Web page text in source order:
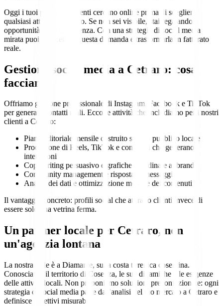
Oggi i tuoi potenziali clienti cercano online prima di scegliere
qualsiasi attività a Cetraro. Se non sei visibile, stai regalando
opportunità alla concorrenza. Con una strategia di social media
mirata puoi intercettare questa domanda e trasformarla in fatturato
reale.
Gestione social media a Cetraro: cosa
facciamo
Offriamo gestione professionale di Instagram, Facebook e TikTok
per generare contatti reali. Ecco le attività che includiamo per i nostri
clienti a Cetraro:
Piano editoriale mensile costruito sul tuo pubblico locale
Produzione di Reels, TikTok e contenuti che generano
interazioni
Copywriting persuasivo e grafiche coordinate al brand
Community management e risposta ai messaggi
Analisi dei dati e ottimizzazione mensile dei contenuti
Il vantaggio concreto: profili social che attirano clienti invece di
essere solo una vetrina ferma.
Un partner locale per Cetraro, non
un'agenzia lontana
La nostra sede è a Diamante, sulla costa tirrenica cosentina.
Conosciamo il territorio di Cosenza, le sue dinamiche e le esigenze
delle attività locali. Non proponiamo soluzioni preconfezionate: ogni
strategia di social media parte dall'analisi del tuo mercato a Cetraro e
definisce obiettivi misurabili.